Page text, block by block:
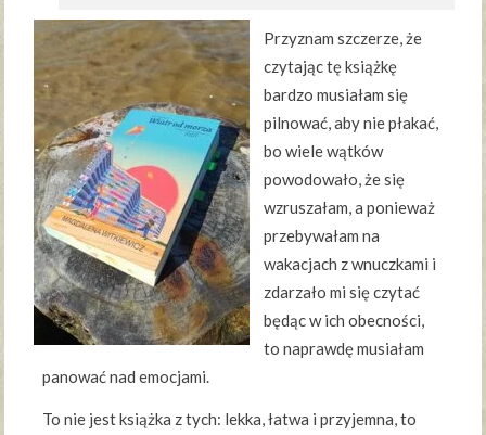
Przyznam szczerze, że
czytając tę książkę
bardzo musiałam się
pilnować, aby nie płakać,
bo wiele wątków
powodowało, że się
wzruszałam, a ponieważ
przebywałam na
wakacjach z wnuczkami i
zdarzało mi się czytać
będąc w ich obecności,
to naprawdę musiałam
panować nad emocjami.
To nie jest książka z tych: lekka, łatwa i przyjemna, to